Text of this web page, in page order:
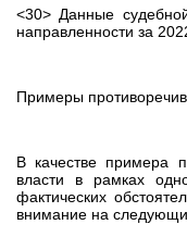
<30> Данные
направленности за
Примеры
В качестве примера
власти в рамках
фактических
внимание на